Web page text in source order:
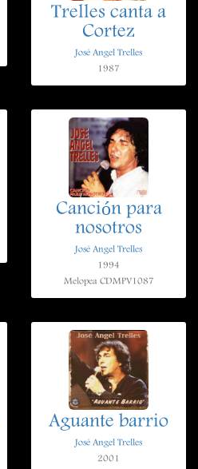
Trelles canta a
Cortez
José Angel Trelles
1987
Canción para
nosotros
José Angel Trelles
1994
Melopea CDMPV1087
Aguante barrio
José Angel Trelles
2001